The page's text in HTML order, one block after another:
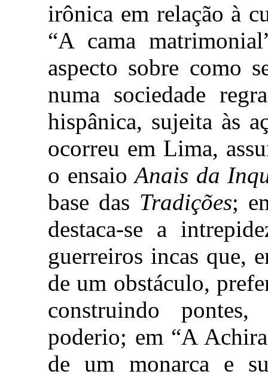
irônica em relação à
“A cama
aspecto sobre como
numa sociedade
hispânica, sujeita às
ocorreu em Lima,
o ensaioAnais da
base das Tradições;
destaca-se a
guerreiros incas que,
de um obstáculo,
construindo
poderio; em “A
de um monarca e